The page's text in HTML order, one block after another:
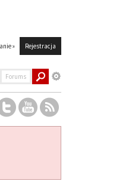
» Rejestracja
Forums